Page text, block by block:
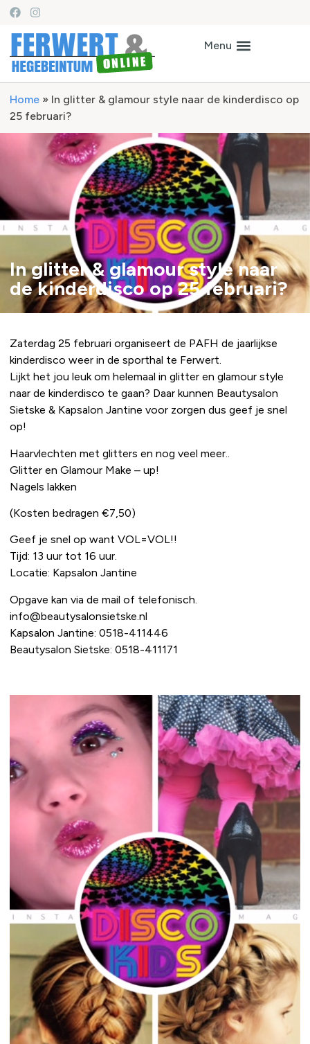
Home » In glitter & glamour style naar de kinderdisco op
25 februari?
In glitter & glamour style naar
de kinderdisco op 25 februari?
Zaterdag 25 februari organiseert de PAFH de jaarlijkse
kinderdisco weer in de sporthal te Ferwert.
Lijkt het jou leuk om helemaal in glitter en glamour style
naar de kinderdisco te gaan? Daar kunnen Beautysalon
Sietske & Kapsalon Jantine voor zorgen dus geef je snel
op!
Haarvlechten met glitters en nog veel meer..
Glitter en Glamour Make – up!
Nagels lakken
(Kosten bedragen €7,50)
Geef je snel op want VOL=VOL!!
Tijd: 13 uur tot 16 uur.
Locatie: Kapsalon Jantine
Opgave kan via de mail of telefonisch.
info@beautysalonsietske.nl
Kapsalon Jantine: 0518-411446
Beautysalon Sietske: 0518-411171